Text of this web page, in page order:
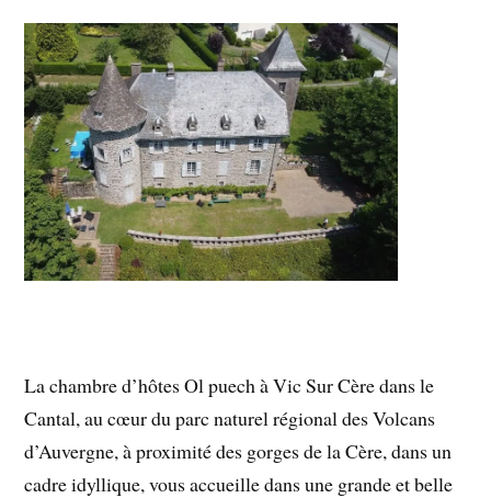
La chambre d’hôtes Ol puech à Vic Sur Cère dans le
Cantal, au cœur du parc naturel régional des Volcans
d’Auvergne, à proximité des gorges de la Cère, dans un
cadre idyllique, vous accueille dans une grande et belle